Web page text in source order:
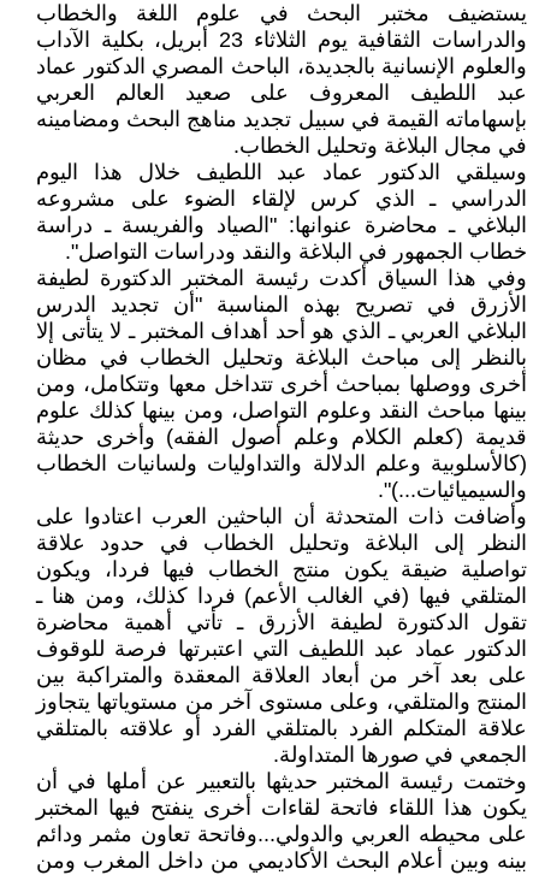
يستضيف مختبر البحث في علوم اللغة والخطاب
والدراسات الثقافية يوم الثلاثاء 23 أبريل، بكلية الآداب
والعلوم الإنسانية بالجديدة، الباحث المصري الدكتور عماد
عبد اللطيف المعروف على صعيد العالم العربي
بإسهاماته القيمة في سبيل تجديد مناهج البحث ومضامينه
في مجال البلاغة وتحليل الخطاب.
وسيلقي الدكتور عماد عبد اللطيف خلال هذا اليوم
الدراسي ـ الذي كرس لإلقاء الضوء على مشروعه
البلاغي ـ محاضرة عنوانها: "الصياد والفريسة ـ دراسة
خطاب الجمهور في البلاغة والنقد ودراسات التواصل".
وفي هذا السياق أكدت رئيسة المختبر الدكتورة لطيفة
الأزرق في تصريح بهذه المناسبة "أن تجديد الدرس
البلاغي العربي ـ الذي هو أحد أهداف المختبر ـ لا يتأتى إلا
بالنظر إلى مباحث البلاغة وتحليل الخطاب في مظان
أخرى ووصلها بمباحث أخرى تتداخل معها وتتكامل، ومن
بينها مباحث النقد وعلوم التواصل، ومن بينها كذلك علوم
قديمة (كعلم الكلام وعلم أصول الفقه) وأخرى حديثة
(كالأسلوبية وعلم الدلالة والتداوليات ولسانيات الخطاب
والسيميائيات...)".
وأضافت ذات المتحدثة أن الباحثين العرب اعتادوا على
النظر إلى البلاغة وتحليل الخطاب في حدود علاقة
تواصلية ضيقة يكون منتج الخطاب فيها فردا، ويكون
المتلقي فيها (في الغالب الأعم) فردا كذلك، ومن هنا ـ
تقول الدكتورة لطيفة الأزرق ـ تأتي أهمية محاضرة
الدكتور عماد عبد اللطيف التي اعتبرتها فرصة للوقوف
على بعد آخر من أبعاد العلاقة المعقدة والمتراكبة بين
المنتج والمتلقي، وعلى مستوى آخر من مستوياتها يتجاوز
علاقة المتكلم الفرد بالمتلقي الفرد أو علاقته بالمتلقي
الجمعي في صورها المتداولة.
وختمت رئيسة المختبر حديثها بالتعبير عن أملها في أن
يكون هذا اللقاء فاتحة لقاءات أخرى ينفتح فيها المختبر
على محيطه العربي والدولي...وفاتحة تعاون مثمر ودائم
بينه وبين أعلام البحث الأكاديمي من داخل المغرب ومن